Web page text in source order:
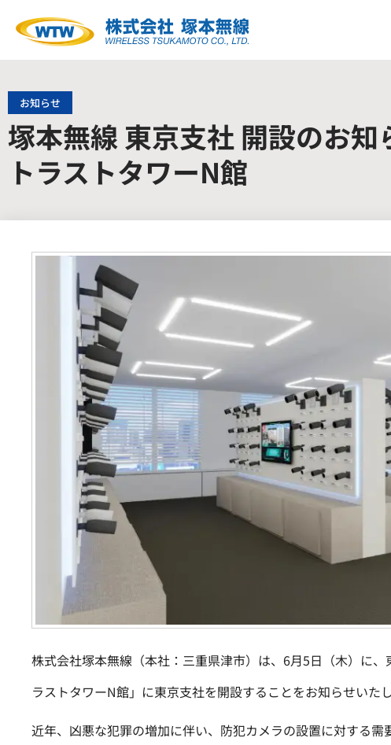
お知らせ
塚本無線 東京支社 開設のお
トラストタワーN館
株式会社塚本無線（本社：三重県津市）は、6月5日（木）に
ラストタワーN館」に東京支社を開設することをお知らせいたし
近年、凶悪な犯罪の増加に伴い、防犯カメラの設置に対する需